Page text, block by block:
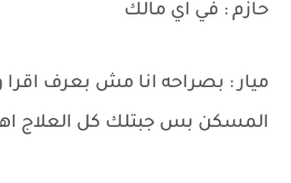
حازم : في اي مالك
ميار : بصراحه انا مش بعرف اقرا
المسكن بس جبتلك كل العلاج